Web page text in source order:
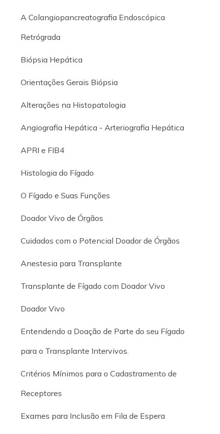
A Colangiopancreatografia Endoscópica
Retrógrada
Biópsia Hepática
Orientações Gerais Biópsia
Alterações na Histopatologia
Angiografia Hepática - Arteriografia Hepática
APRI e FIB4
Histologia do Fígado
O Fígado e Suas Funções
Doador Vivo de Órgãos
Cuidados com o Potencial Doador de Órgãos
Anestesia para Transplante
Transplante de Fígado com Doador Vivo
Doador Vivo
Entendendo a Doação de Parte do seu Fígado
para o Transplante Intervivos.
Critérios Mínimos para o Cadastramento de
Receptores
Exames para Inclusão em Fila de Espera